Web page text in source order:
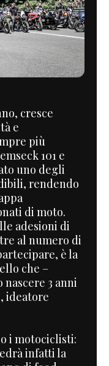
cresce
e
più
101 e
uno degli
rendendo
di moto.
adesioni di
al numero di
è la
che –
3 anni
ideatore
i motociclisti:
infatti la